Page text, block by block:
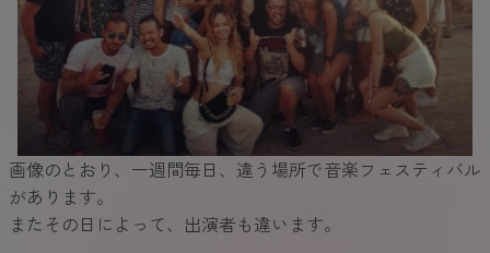
画像のとおり、一週間毎日、違う場所で音楽フェスティバル
があります。
またその日によって、出演者も違います。